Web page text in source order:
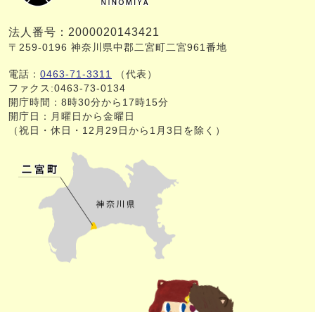
法人番号：2000020143421
〒259-0196 神奈川県中郡二宮町二宮961番地
電話： 0463-71-3311
（代表）
ファクス:0463-73-0134
開庁時間：8時30分から17時15分
開庁日：月曜日から金曜日
（祝日・休日・12月29日から1月3日を除く）